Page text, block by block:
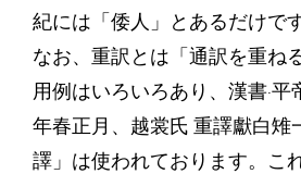
紀には「倭人」とあるだけです
なお、重訳とは「通訳を重ね
用例はいろいろあり、漢書·平
年春正月、越裳氏 重譯獻白雉
譯」は使われております。こ